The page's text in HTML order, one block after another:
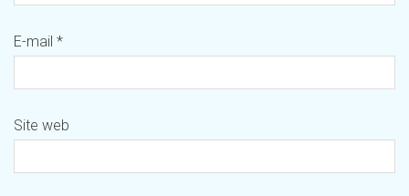
E-mail *
Site web